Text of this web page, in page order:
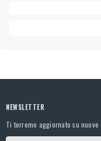
NEWSLETTER
Ti terremo aggiornato su